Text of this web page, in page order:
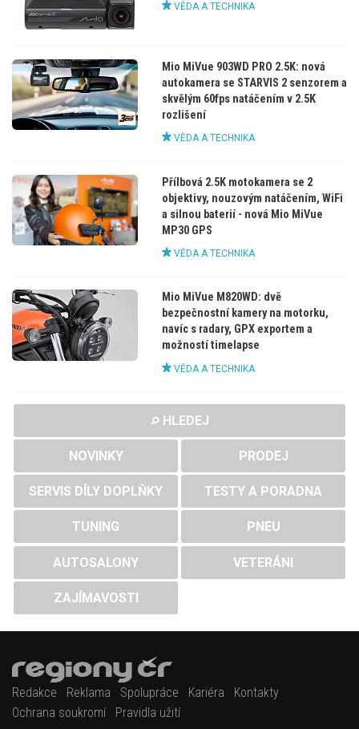
VĚDA A TECHNIKA
Mio MiVue 903WD PRO 2.5K: nová
autokamera se STARVIS 2 senzorem a
skvělým 60fps natáčením v 2.5K
rozlišení
VĚDA A TECHNIKA
Přílbová 2.5K motokamera se 2
objektivy, nouzovým natáčením, WiFi
a silnou baterií - nová Mio MiVue
MP30 GPS
VĚDA A TECHNIKA
Mio MiVue M820WD: dvě
bezpečnostní kamery na motorku,
navíc s radary, GPX exportem a
možností timelapse
VĚDA A TECHNIKA
HLEDEJ
NOVINKY PRODEJ
SERVIS DÍLY DOPLŇKY TESTY A PORADNA
TUNING PNEU
AUTOSALONY VETERÁNI
ZAJÍMAVOSTI
Redakce Reklama Spolupráce Kariéra
Kontakty
Ochrana soukromí
Pravidla užití